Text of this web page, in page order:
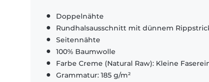
Doppelnähte
Rundhalsausschnitt mit dünnem
Seitennähte
100% Baumwolle
Farbe Creme (Natural Raw): Kleine
Grammatur: 185 g/m²